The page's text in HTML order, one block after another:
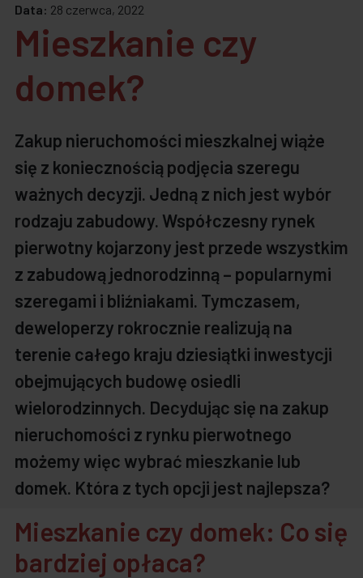
Data: 28 czerwca, 2022
Mieszkanie czy
domek?
Zakup nieruchomości mieszkalnej wiąże
się z koniecznością podjęcia szeregu
ważnych decyzji. Jedną z nich jest wybór
rodzaju zabudowy. Współczesny rynek
pierwotny kojarzony jest przede wszystkim
z zabudową jednorodzinną – popularnymi
szeregami i bliźniakami. Tymczasem,
deweloperzy rokrocznie realizują na
terenie całego kraju dziesiątki inwestycji
obejmujących budowę osiedli
wielorodzinnych. Decydując się na zakup
nieruchomości z rynku pierwotnego
możemy więc wybrać mieszkanie lub
domek. Która z tych opcji jest najlepsza?
Mieszkanie czy domek: Co się
bardziej opłaca?